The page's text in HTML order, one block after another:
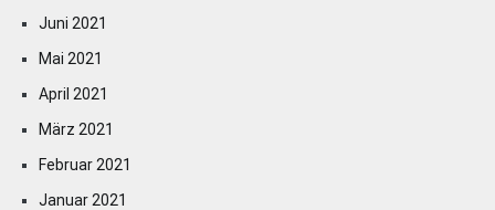
Juni 2021
Mai 2021
April 2021
März 2021
Februar 2021
Januar 2021